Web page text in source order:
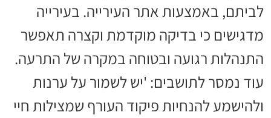
לביתם, באמצעות אתר העירייה. בעירייה
מדגישים כי בדיקה מוקדמת וקצרה תאפשר
התנהלות רגועה ובטוחה במקרה של התרעה.
עוד נמסר לתושבים: 'יש לשמור על ערנות
ולהישמע להנחיות פיקוד העורף שמצילות חיי